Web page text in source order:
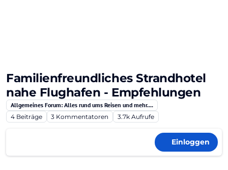
Familienfreundliches Strandhotel
nahe Flughafen - Empfehlungen
Allgemeines Forum: Alles rund ums Reisen und mehr....
4 Beiträge 3 Kommentatoren 3.7k Aufrufe
Einloggen